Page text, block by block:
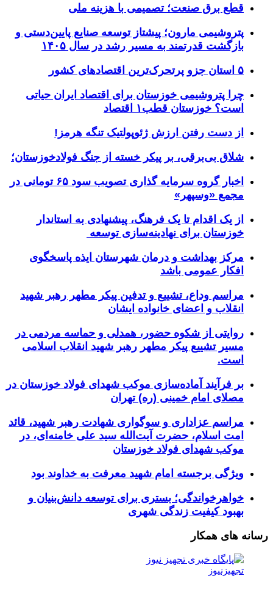
قطع برق صنعت؛ تصمیمی با هزینه ملی
پتروشیمی مارون؛ پیشتاز توسعه صنایع پایین‌دستی و
بازگشت قدرتمند به مسیر رشد در سال ۱۴۰۵
۵ استان جزو پرتحرک‌ترین اقتصاد‌های کشور
چرا پتروشیمی خوزستان برای اقتصاد ایران حیاتی
است؟ خوزستان قطب۱ اقتصاد
از دست رفتن ارزش ژئوپولتیک تنگه هرمز!
شلاق‌ بی‌برقی، بر پیکر خسته‌ از جنگ فولادخوزستان؛
اخبار گروه سرمایه گذاری تصویب سود ۶۵ تومانی در
مجمع «وسپهر»
از یک اقدام تا یک فرهنگ، پیشنهادی به استاندار
خوزستان برای نهادینه‌سازی توسعه
مرکز بهداشت و درمان شهرستان ایذه پاسخگوی
افکار عمومی باشد
مراسم وداع، تشییع و تدفین پیکر مطهر رهبر شهید
انقلاب و اعضای خانواده ایشان
روایتی از شکوه حضور، همدلی و حماسه مردمی در
مسیر تشییع پیکر مطهر رهبر شهید انقلاب اسلامی
است.
بر فرآیند آماده‌سازی موکب شهدای فولاد خوزستان در
مصلای امام خمینی (ره) تهران
مراسم عزاداری و سوگواری شهادت رهبر شهید، قائد
امت اسلام، حضرت آیت‌الله سید علی خامنه‌ای، در
موکب شهدای فولاد خوزستان
ویژگی برجسته امام شهید معرفت به خداوند بود
خواهرخواندگی؛ بستری برای توسعه دانش‌بنیان و
بهبود کیفیت زندگی شهری
رسانه های همکار
تجهیزنیوز